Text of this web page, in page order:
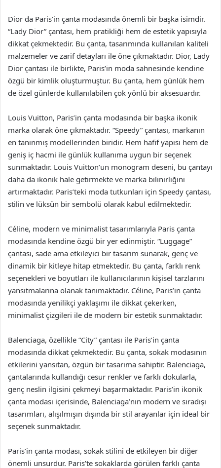
Dior da Paris’in çanta modasında önemli bir başka isimdir.
“Lady Dior” çantası, hem pratikliği hem de estetik yapısıyla
dikkat çekmektedir. Bu çanta, tasarımında kullanılan kaliteli
malzemeler ve zarif detayları ile öne çıkmaktadır. Dior, Lady
Dior çantası ile birlikte, Paris’in moda sahnesinde kendine
özgü bir kimlik oluşturmuştur. Bu çanta, hem günlük hem
de özel günlerde kullanılabilen çok yönlü bir aksesuardır.
Louis Vuitton, Paris’in çanta modasında bir başka ikonik
marka olarak öne çıkmaktadır. “Speedy” çantası, markanın
en tanınmış modellerinden biridir. Hem hafif yapısı hem de
geniş iç hacmi ile günlük kullanıma uygun bir seçenek
sunmaktadır. Louis Vuitton’un monogram deseni, bu çantayı
daha da ikonik hale getirmekte ve marka bilinirliğini
artırmaktadır. Paris’teki moda tutkunları için Speedy çantası,
stilin ve lüksün bir sembolü olarak kabul edilmektedir.
Céline, modern ve minimalist tasarımlarıyla Paris çanta
modasında kendine özgü bir yer edinmiştir. “Luggage”
çantası, sade ama etkileyici bir tasarım sunarak, genç ve
dinamik bir kitleye hitap etmektedir. Bu çanta, farklı renk
seçenekleri ve boyutları ile kullanıcılarının kişisel tarzlarını
yansıtmalarına olanak tanımaktadır. Céline, Paris’in çanta
modasında yenilikçi yaklaşımı ile dikkat çekerken,
minimalist çizgileri ile de modern bir estetik sunmaktadır.
Balenciaga, özellikle “City” çantası ile Paris’in çanta
modasında dikkat çekmektedir. Bu çanta, sokak modasının
etkilerini yansıtan, özgün bir tasarıma sahiptir. Balenciaga,
çantalarında kullandığı cesur renkler ve farklı dokularla,
genç neslin ilgisini çekmeyi başarmaktadır. Paris’in ikonik
çanta modası içerisinde, Balenciaga’nın modern ve sıradışı
tasarımları, alışılmışın dışında bir stil arayanlar için ideal bir
seçenek sunmaktadır.
Paris’in çanta modası, sokak stilini de etkileyen bir diğer
önemli unsurdur. Paris’te sokaklarda görülen farklı çanta